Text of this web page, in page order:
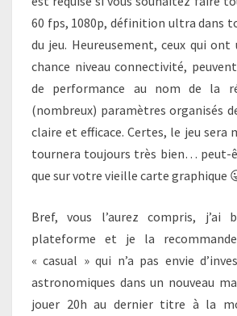
60 fps, 1080p, définition ultra dans
du jeu. Heureusement, ceux qui ont
chance niveau connectivité,
de performance au nom de la
(nombreux) paramètres organisés
claire et efficace. Certes, le jeu sera
tournera toujours très bien… peut-
que sur votre vieille carte graphique
Bref, vous l’aurez compris, j’ai
plateforme et je la
« casual » qui n’a pas envie
astronomiques dans un nouveau
jouer 20h au dernier titre à la